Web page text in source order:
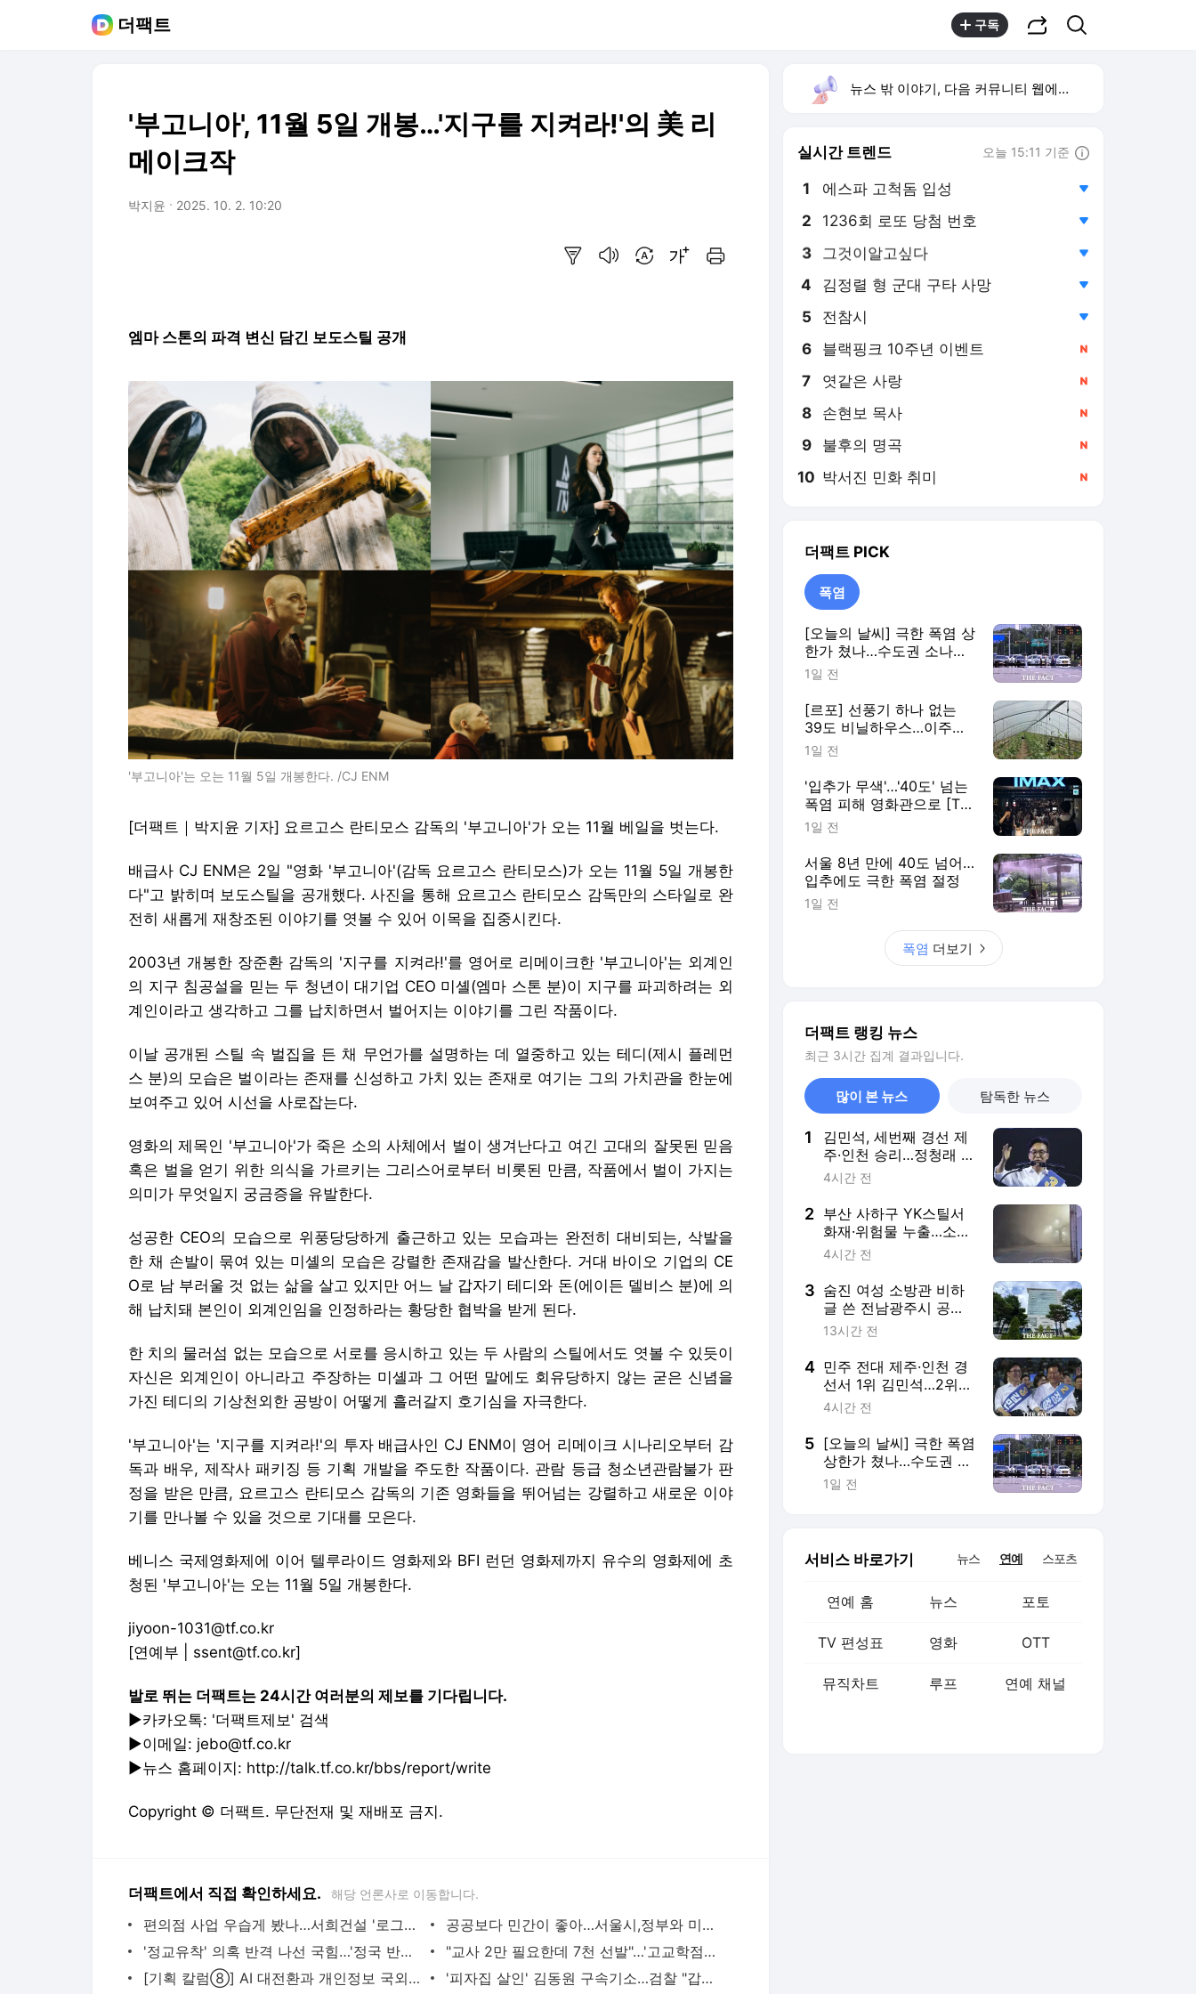
더팩트 구독
'부고니아', 11월 5일 개봉…'지구를 지켜라!'의 美 리
메이크작
박지윤 2025. 10. 2. 10:20
엠마 스톤의 파격 변신 담긴 보도스틸 공개
'부고니아'는 오는 11월 5일 개봉한다. /CJ ENM
[더팩트｜박지윤 기자] 요르고스 란티모스 감독의 '부고니아'가 오는 11월 베일을 벗는다.
배급사 CJ ENM은 2일 "영화 '부고니아'(감독 요르고스 란티모스)가 오는 11월 5일 개봉한
다"고 밝히며 보도스틸을 공개했다. 사진을 통해 요르고스 란티모스 감독만의 스타일로 완
전히 새롭게 재창조된 이야기를 엿볼 수 있어 이목을 집중시킨다.
2003년 개봉한 장준환 감독의 '지구를 지켜라!'를 영어로 리메이크한 '부고니아'는 외계인
의 지구 침공설을 믿는 두 청년이 대기업 CEO 미셸(엠마 스톤 분)이 지구를 파괴하려는 외
계인이라고 생각하고 그를 납치하면서 벌어지는 이야기를 그린 작품이다.
이날 공개된 스틸 속 벌집을 든 채 무언가를 설명하는 데 열중하고 있는 테디(제시 플레먼
스 분)의 모습은 벌이라는 존재를 신성하고 가치 있는 존재로 여기는 그의 가치관을 한눈에
보여주고 있어 시선을 사로잡는다.
영화의 제목인 '부고니아'가 죽은 소의 사체에서 벌이 생겨난다고 여긴 고대의 잘못된 믿음
혹은 벌을 얻기 위한 의식을 가르키는 그리스어로부터 비롯된 만큼, 작품에서 벌이 가지는
의미가 무엇일지 궁금증을 유발한다.
성공한 CEO의 모습으로 위풍당당하게 출근하고 있는 모습과는 완전히 대비되는, 삭발을
한 채 손발이 묶여 있는 미셸의 모습은 강렬한 존재감을 발산한다. 거대 바이오 기업의 CE
O로 남 부러울 것 없는 삶을 살고 있지만 어느 날 갑자기 테디와 돈(에이든 델비스 분)에 의
해 납치돼 본인이 외계인임을 인정하라는 황당한 협박을 받게 된다.
한 치의 물러섬 없는 모습으로 서로를 응시하고 있는 두 사람의 스틸에서도 엿볼 수 있듯이
자신은 외계인이 아니라고 주장하는 미셸과 그 어떤 말에도 회유당하지 않는 굳은 신념을
가진 테디의 기상천외한 공방이 어떻게 흘러갈지 호기심을 자극한다.
'부고니아'는 '지구를 지켜라!'의 투자 배급사인 CJ ENM이 영어 리메이크 시나리오부터 감
독과 배우, 제작사 패키징 등 기획 개발을 주도한 작품이다. 관람 등급 청소년관람불가 판
정을 받은 만큼, 요르고스 란티모스 감독의 기존 영화들을 뛰어넘는 강렬하고 새로운 이야
기를 만나볼 수 있을 것으로 기대를 모은다.
베니스 국제영화제에 이어 텔루라이드 영화제와 BFI 런던 영화제까지 유수의 영화제에 초
청된 '부고니아'는 오는 11월 5일 개봉한다.
jiyoon-1031@tf.co.kr
[연예부 | ssent@tf.co.kr]
발로 뛰는 더팩트는 24시간 여러분의 제보를 기다립니다.
▶카카오톡: '더팩트제보' 검색
▶이메일: jebo@tf.co.kr
▶뉴스 홈페이지: http://talk.tf.co.kr/bbs/report/write
Copyright © 더팩트. 무단전재 및 재배포 금지.
더팩트에서 직접 확인하세요. 해당 언론사로 이동합니다.
편의점 사업 우습게 봤나…서희건설 '로그인', 존재감 '로그아웃'
공공보다 민간이 좋아…서울시,정부와 미묘한 거리두기
'정교유착' 의혹 반격 나선 국힘…'정국 반전' 기대감
"교사 2만 필요한데 7천 선발"…'고교학점제' 누가 지키나
[기획 칼럼⑧] AI 대전환과 개인정보 국외 이전, ‘신뢰 기반 체계 구축으로’
'피자집 살인' 김동원 구속기소…검찰 "갑질의혹 사실 아냐"
뉴스 밖 이야기, 다음 커뮤니티 웹에서 보기
실시간 트렌드 오늘 15:11 기준
1 에스파 고척돔 입성
2 1236회 로또 당첨 번호
3 그것이알고싶다
4 김정렬 형 군대 구타 사망
5 전참시
6 블랙핑크 10주년 이벤트
7 엿같은 사랑
8 손현보 목사
9 불후의 명곡
10 박서진 민화 취미
더팩트 PICK
폭염
[오늘의 날씨] 극한 폭염 상
한가 쳤나…수도권 소나기,
동해안에 폭우
1일 전
[르포] 선풍기 하나 없는
39도 비닐하우스…이주노
동자의 '악몽같은 폭염'
1일 전
'입추가 무색'…'40도' 넘는
폭염 피해 영화관으로 [TF
사진관]
1일 전
서울 8년 만에 40도 넘어…
입추에도 극한 폭염 절정
1일 전
폭염 더보기
더팩트 랭킹 뉴스
최근 3시간 집계 결과입니다.
많이 본 뉴스 탐독한 뉴스
1
김민석, 세번째 경선 제
주·인천 승리…정청래 제
치고 선두
4시간 전
2 부산 사하구 YK스틸서
화재·위험물 누출…소방
대응 1단계 발령
4시간 전
3 숨진 여성 소방관 비하
글 쓴 전남광주시 공무
원 입건
13시간 전
4 민주 전대 제주·인천 경
선서 1위 김민석…2위
정청래
4시간 전
5 [오늘의 날씨] 극한 폭염
상한가 쳤나…수도권 소
나기, 동해안에 폭우
1일 전
서비스 바로가기 뉴스 연예 스포츠
연예 홈 뉴스 포토
TV 편성표 영화 OTT
뮤직차트 루프 연예 채널